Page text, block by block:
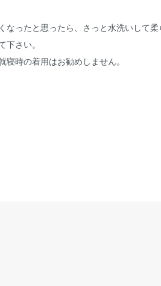
なったと思ったら、さっと水洗いして
下さい。
寝時の着用はお勧めしません。